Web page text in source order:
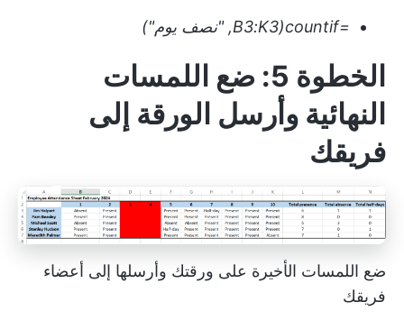
=countif(B3:K3, "نصف يوم")
الخطوة 5: ضع اللمسات
النهائية وأرسل الورقة إلى
فريقك
ضع اللمسات الأخيرة على ورقتك وأرسلها إلى أعضاء
فريقك